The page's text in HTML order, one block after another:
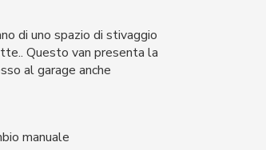
di uno spazio di stivaggio
Questo van presenta la
al garage anche
manuale